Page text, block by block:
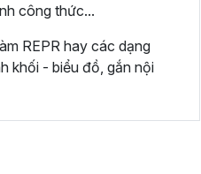
công thức...
REPR hay các dạng
khối - biểu đồ, gắn nội